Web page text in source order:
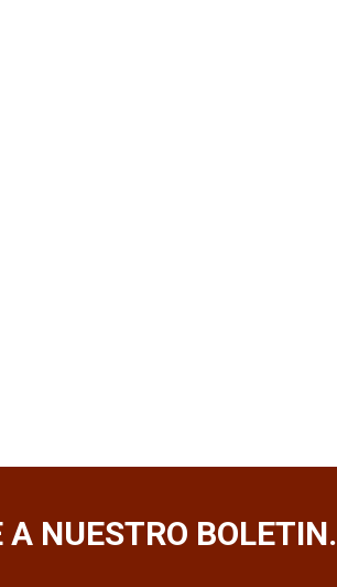
A NUESTRO BOLETIN.